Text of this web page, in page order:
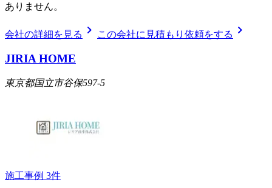
ありません。
会社の詳細を見る chevron_right この会社に見積もり依頼をする chevron_right
JIRIA HOME
東京都国立市谷保597-5
施工事例 3件